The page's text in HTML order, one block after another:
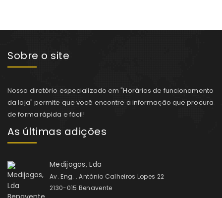
Sobre o site
Nosso diretório especializado em "Horários de funcionamento
da loja" permite que você encontre a informação que procura
de forma rápida e fácil!
As últimas adições
Medijogos, Lda
Av. Eng. . António Calheiros Lopes 22
2130-015 Benavente